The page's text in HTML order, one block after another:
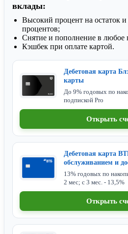
вклады:
Высокий процент на остаток
процентов;
Снятие и пополнение в любое
Кэшбек при оплате картой.
Дебетовая карта Блэк - Выберите
карты
До 9% годовых по
подпиской Pro
Открыть
Дебетовая карта
обслуживанием и
13% годовых по
2 мес; с 3 мес. - 13,5%
Открыть